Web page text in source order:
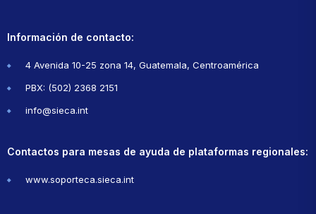
Información de contacto:
4 Avenida 10-25 zona 14, Guatemala, Centroamérica
PBX: (502) 2368 2151
info@sieca.int
Contactos para mesas de ayuda de plataformas regionales:
www.soporteca.sieca.int